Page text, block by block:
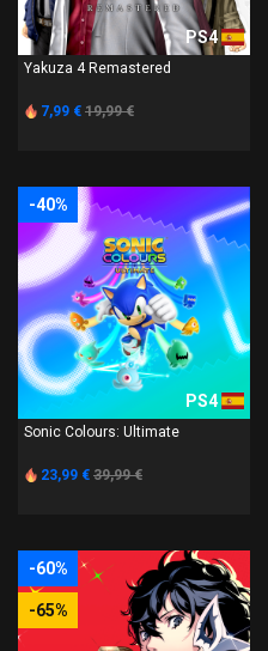
PS4
Yakuza 4 Remastered
7,99 € 19,99 €
-40%
PS4
Sonic Colours: Ultimate
23,99 € 39,99 €
-60%
-65%